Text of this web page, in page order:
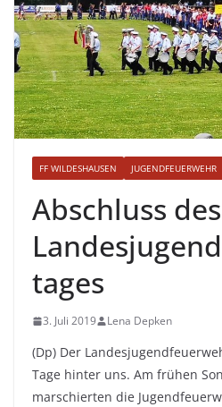
FF WILDESHAUSEN JUGENDFEUERWEHR
Abschluss des
tages
3. Juli 2019 Lena Depken
(Dp) Der
Tage hinter uns. Am frühen
marschierten die